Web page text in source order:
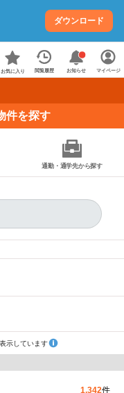
ダウンロード
お気に入り 閲覧履歴 お知らせ マイページ
件を探す
通勤・通学先から探す
示しています
1,342件